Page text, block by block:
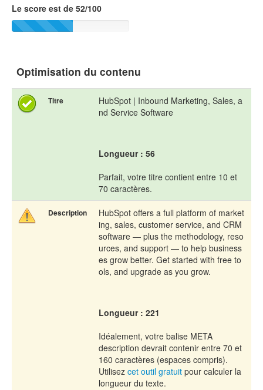
Le score est de 52/100
Optimisation du contenu
Titre
HubSpot | Inbound Marketing, Sales, a
nd Service Software
Longueur : 56
Parfait, votre titre contient entre 10 et
70 caractères.
Description
HubSpot offers a full platform of market
ing, sales, customer service, and CRM
software — plus the methodology, reso
urces, and support — to help business
es grow better. Get started with free to
ols, and upgrade as you grow.
Longueur : 221
Idéalement, votre balise META
description devrait contenir entre 70 et
160 caractères (espaces compris).
Utilisez cet outil gratuit pour calculer la
longueur du texte.